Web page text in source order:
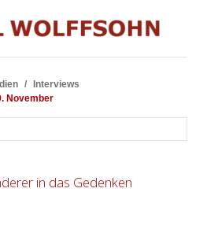
Interviews
November
in das Gedenken